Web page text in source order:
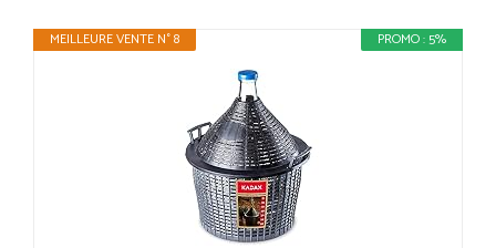
PROMO : 5%
MEILLEURE VENTE N° 8